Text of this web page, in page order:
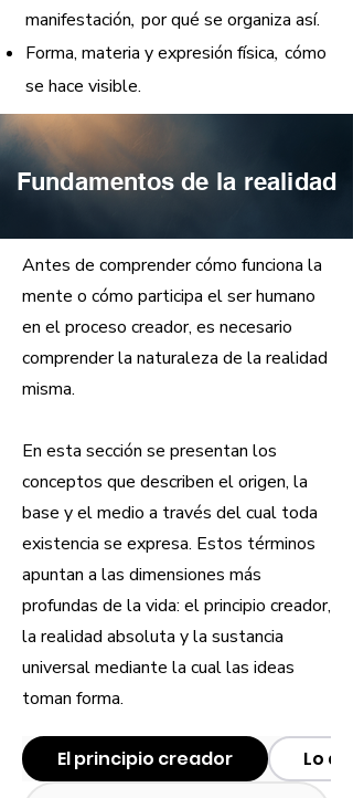
manifestación, por qué se organiza así.
Forma, materia y expresión física, cómo
se hace visible.
Fundamentos de la realidad
Antes de comprender cómo funciona la
mente o cómo participa el ser humano
en el proceso creador, es necesario
comprender la naturaleza de la realidad
misma.
En esta sección se presentan los
conceptos que describen el origen, la
base y el medio a través del cual toda
existencia se expresa. Estos términos
apuntan a las dimensiones más
profundas de la vida: el principio creador,
la realidad absoluta y la sustancia
universal mediante la cual las ideas
toman forma.
El principio creador Lo